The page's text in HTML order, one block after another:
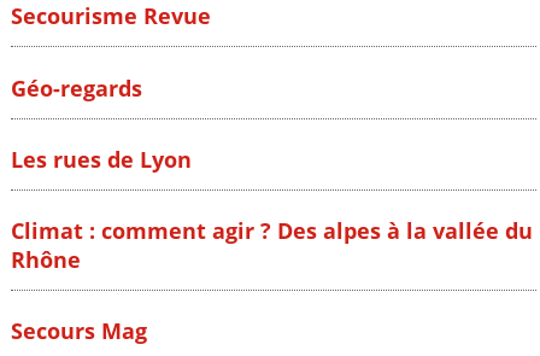
Secourisme Revue
Géo-regards
Les rues de Lyon
Climat : comment agir ? Des alpes à la vallée du
Rhône
Secours Mag